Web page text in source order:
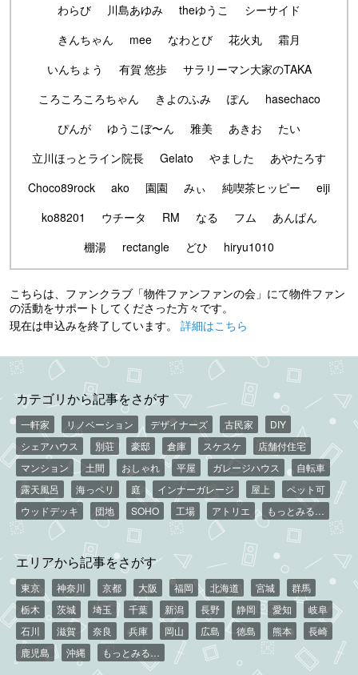
わらび
川島あゆみ theゆうこ
シーサイド
きんちゃん
mee なわとび 花火丸
霜月
いんちょう
有賀 悠歩
サラリーマン大家のTAKA
ころころころちゃん
きよのふみ ぽん
hasechaco
ぴんが
ゆうこぼ〜ん 雅美 あきお
たい
立川ほっとライン院長
Gelato やました
あやたろす
Choco89rock
ako 園園 みぃ 純喫茶ヒッピー
eiji
ko88201
ウチータ RM なる フム
あんぱん
棚湯
rectangle どひ hiryu1010
こちらは、ファンクラブ「物件ファンファンの会」にて物件ファン
の活動をサポートしてくださった方々です。
現在は申込みを終了しています。 詳細はこちら
カテゴリから記事をさがす
一軒家 リノベーション デザイナーズ 古民家
DIY
シェアハウス
別荘 豪邸 倉庫 スケスケ
店舗付住宅
マンション
土間 おしゃれ 平屋 ガレージハウス
自転車
露天風呂
海っペリ 庭 インナーガレージ 屋上
ペット可
ウッドデッキ
団地 SOHO 工場 アトリエ もっとみる…
エリアから記事をさがす
東京 神奈川 京都 大阪 福岡 北海道 宮城
群馬
栃木
茨城 埼玉 千葉 新潟 長野 静岡 愛知
岐阜
石川
滋賀 奈良 兵庫 岡山 広島 徳島 熊本
長崎
鹿児島
沖縄 もっとみる…